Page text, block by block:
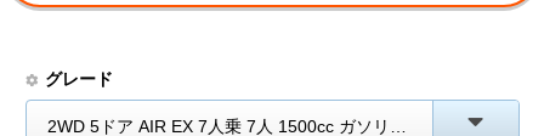
グレード
2WD 5ドア AIR EX 7人乗 7人 1500cc ガソリン AT